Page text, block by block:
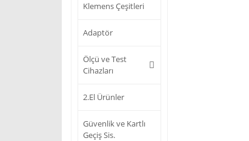
Klemens Çeşitleri
Adaptör
Ölçü ve Test
Cihazları
2.El Ürünler
Güvenlik ve Kartlı
Geçiş Sis.